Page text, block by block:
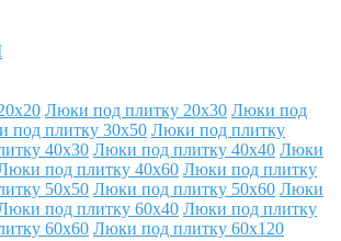
Люки под плитку 20x30 Люки под
под плитку 30x50 Люки под плитку
40x30 Люки под плитку 40x40 Люки
под плитку 40x60 Люки под плитку
50x50 Люки под плитку 50x60 Люки
под плитку 60x40 Люки под плитку
60x60 Люки под плитку 60x120